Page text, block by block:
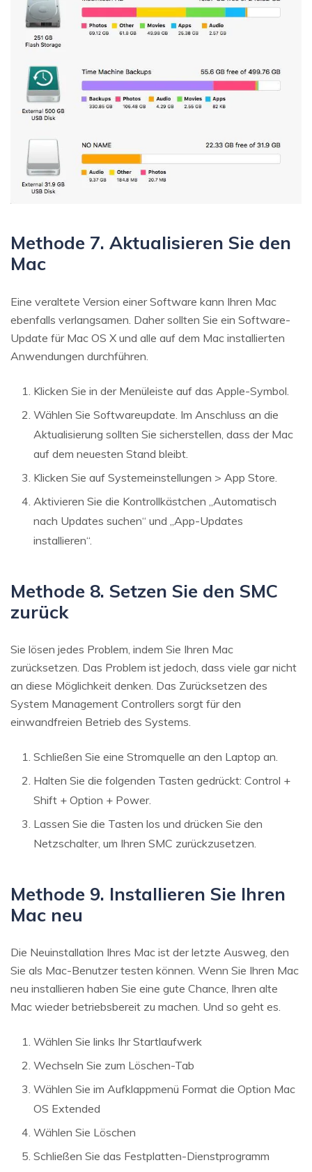
Methode 7. Aktualisieren Sie den
Mac
Eine veraltete Version einer Software kann Ihren Mac
ebenfalls verlangsamen. Daher sollten Sie ein Software-
Update für Mac OS X und alle auf dem Mac installierten
Anwendungen durchführen.
Klicken Sie in der Menüleiste auf das Apple-Symbol.
Wählen Sie Softwareupdate. Im Anschluss an die
Aktualisierung sollten Sie sicherstellen, dass der Mac
auf dem neuesten Stand bleibt.
Klicken Sie auf Systemeinstellungen > App Store.
Aktivieren Sie die Kontrollkästchen „Automatisch
nach Updates suchen“ und „App-Updates
installieren“.
Methode 8. Setzen Sie den SMC
zurück
Sie lösen jedes Problem, indem Sie Ihren Mac
zurücksetzen. Das Problem ist jedoch, dass viele gar nicht
an diese Möglichkeit denken. Das Zurücksetzen des
System Management Controllers sorgt für den
einwandfreien Betrieb des Systems.
Schließen Sie eine Stromquelle an den Laptop an.
Halten Sie die folgenden Tasten gedrückt: Control +
Shift + Option + Power.
Lassen Sie die Tasten los und drücken Sie den
Netzschalter, um Ihren SMC zurückzusetzen.
Methode 9. Installieren Sie Ihren
Mac neu
Die Neuinstallation Ihres Mac ist der letzte Ausweg, den
Sie als Mac-Benutzer testen können. Wenn Sie Ihren Mac
neu installieren haben Sie eine gute Chance, Ihren alte
Mac wieder betriebsbereit zu machen. Und so geht es.
Wählen Sie links Ihr Startlaufwerk
Wechseln Sie zum Löschen-Tab
Wählen Sie im Aufklappmenü Format die Option Mac
OS Extended
Wählen Sie Löschen
Schließen Sie das Festplatten-Dienstprogramm